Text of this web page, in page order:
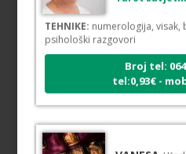
TEHNIKE:
numerologija, visak,
psihološki razgovori
tel:0,93€ -